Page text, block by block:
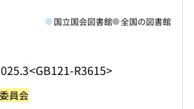
<GB121-R3615>
国立国会図書館 全国の図書館
員会